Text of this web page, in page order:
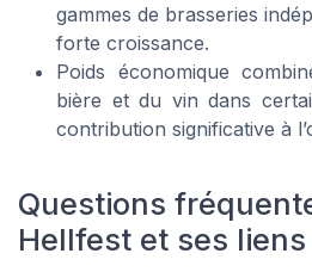
gammes de brasseries
forte croissance.
Poids économique
bière et du vin dans
contribution significative à
Questions
Hellfest et ses